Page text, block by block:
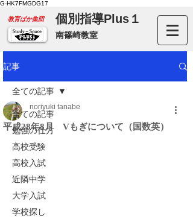
G-HK7FMGDG17
​教育ばか集団 個別指導Plus１
南篠崎教室
記事
全ての記事
勉強の仕方
高校受験
高校入試
近隣中学
大学入試
学校探し
全ての記事
平成28年8月 Vもぎについて（国数英）
noriyuki tanabe